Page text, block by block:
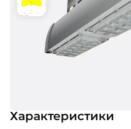
Характеристики